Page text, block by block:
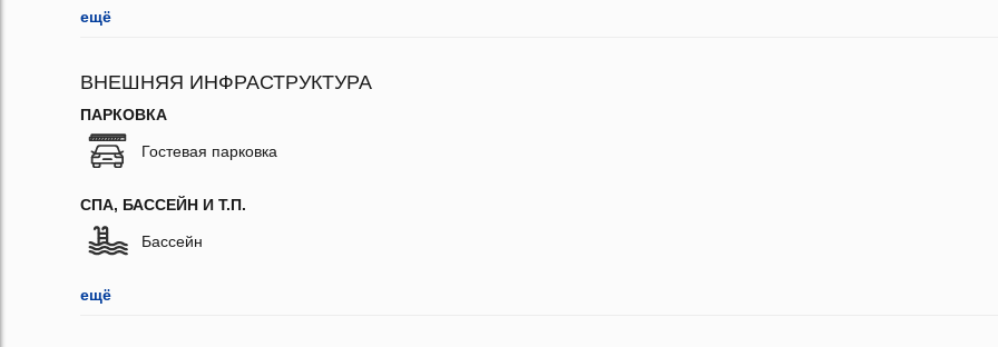
ещё
ВНЕШНЯЯ ИНФРАСТРУКТУРА
ПАРКОВКА
Гостевая парковка
СПА, БАССЕЙН И Т.П.
Бассейн
ещё